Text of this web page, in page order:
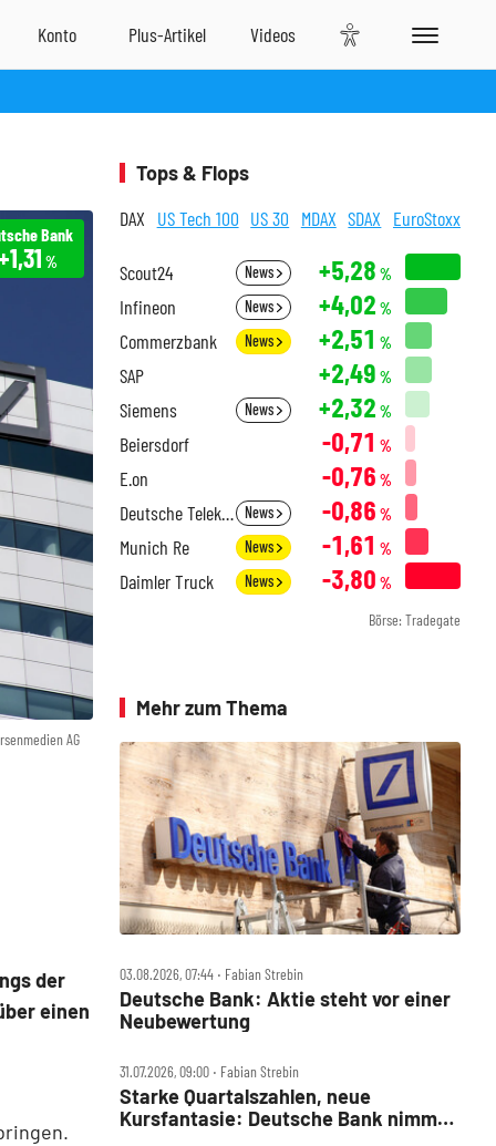
AG
Bank
%
der
einen
Tops & Flops
DAX US Tech 100 US 30 MDAX SDAX EuroStoxx
Scout24 News +5,28 %
Infineon News +4,02 %
Commerzbank News +2,51 %
SAP +2,49 %
Siemens News +2,32 %
Beiersdorf -0,71 %
E.on -0,76 %
Deutsche Telekom News -0,86 %
Munich Re News -1,61 %
Daimler Truck News -3,80 %
Börse: Tradegate
Mehr zum Thema
03.08.2026, 07:44 ‧ Fabian Strebin
Deutsche Bank: Aktie steht vor einer
Neubewertung
31.07.2026, 09:00 ‧ Fabian Strebin
Starke Quartalszahlen, neue
Kursfantasie: Deutsche Bank nimmt